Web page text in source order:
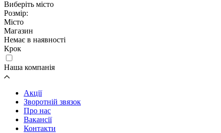
Виберіть місто
Розмір:
Місто
Магазин
Немає в наявності
Крок
Наша компанія
Акції
Зворотній звязок
Про нас
Вакансії
Контакти